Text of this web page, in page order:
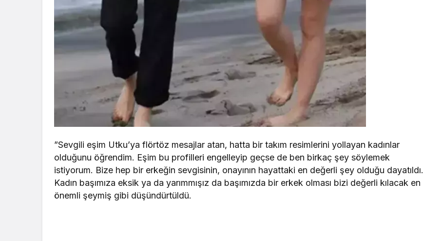
”Sevgili eşim Utku’ya flörtöz mesajlar atan, hatta bir takım resimlerini yollayan kadınlar
olduğunu öğrendim. Eşim bu profilleri engelleyip geçse de ben birkaç şey söylemek
istiyorum. Bize hep bir erkeğin sevgisinin, onayının hayattaki en değerli şey olduğu dayatıldı.
Kadın başımıza eksik ya da yarımmışız da başımızda bir erkek olması bizi değerli kılacak en
önemli şeymiş gibi düşündürtüldü.